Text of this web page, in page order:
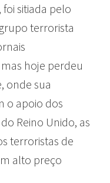
sitiada pelo
terrorista
hoje perdeu
onde sua
o apoio dos
Reino Unido, as
terroristas de
alto preço